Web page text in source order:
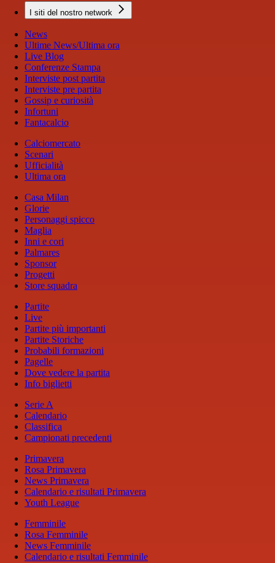
I siti del nostro network
News
Ultime News/Ultima ora
Live Blog
Conferenze Stampa
Interviste post partita
Interviste pre partita
Gossip e curiosità
Infortuni
Fantacalcio
Calciomercato
Scenari
Ufficialità
Ultima ora
Casa Milan
Glorie
Personaggi spicco
Maglia
Inni e cori
Palmares
Sponsor
Progetti
Store squadra
Partite
Live
Partite più importanti
Partite Storiche
Probabili formazioni
Pagelle
Dove vedere la partita
Info biglietti
Serie A
Calendario
Classifica
Campionati precedenti
Primavera
Rosa Primavera
News Primavera
Calendario e risultati Primavera
Youth League
Femminile
Rosa Femminile
News Femminile
Calendario e risultati Femminile